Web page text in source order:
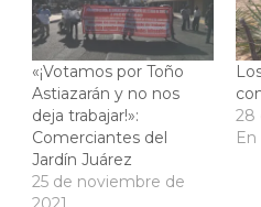
«¡Votamos por Toño
Astiazarán y no nos
deja trabajar!»:
Comerciantes del
Jardín Juárez
25 de noviembre de
28